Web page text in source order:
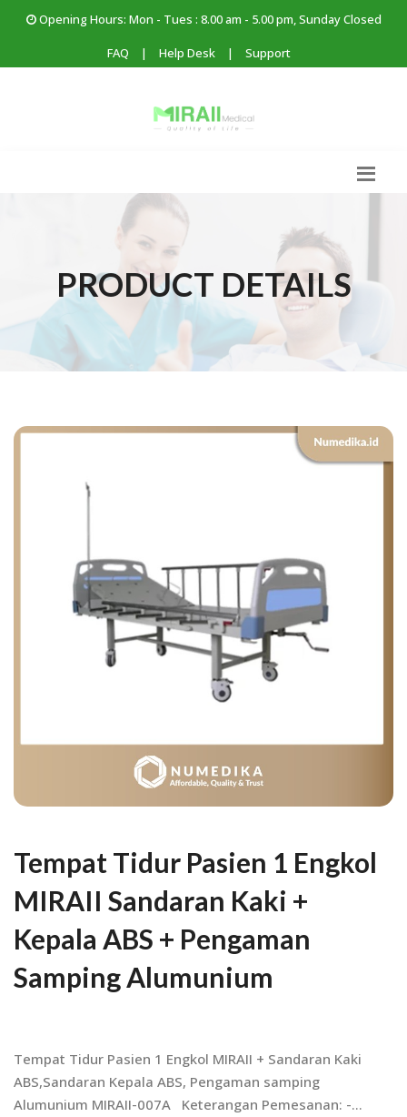
Opening Hours: Mon - Tues : 8.00 am - 5.00 pm, Sunday Closed
FAQ | Help Desk | Support
PRODUCT DETAILS
Tempat Tidur Pasien 1 Engkol
MIRAII Sandaran Kaki +
Kepala ABS + Pengaman
Samping Alumunium
Tempat Tidur Pasien 1 Engkol MIRAII + Sandaran Kaki
ABS,Sandaran Kepala ABS, Pengaman samping
Alumunium MIRAII-007A Keterangan Pemesanan: -...